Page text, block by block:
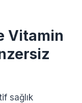
Vitamin
sağlık